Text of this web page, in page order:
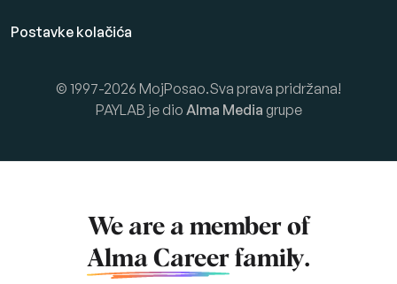
Postavke kolačića
© 1997-2026 MojPosao.Sva prava pridržana!
PAYLAB je dio Alma Media grupe
We are a member of
Alma Career family.